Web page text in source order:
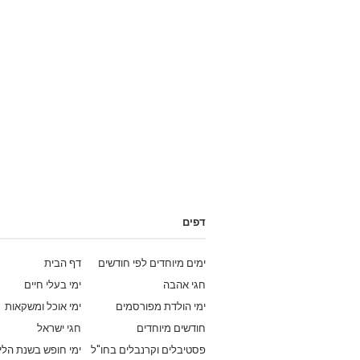
דפים
דף הבית
ימים מיוחדים לפי חודשים
ימי בעלי חיים
חגי אהבה
ימי אוכל ומשקאות
ימי הולדת מפורסמים
חגי ישראל
חודשים מיוחדים
ימי חופש בשנת
פסטיבלים וקרנבלים בחו"ל